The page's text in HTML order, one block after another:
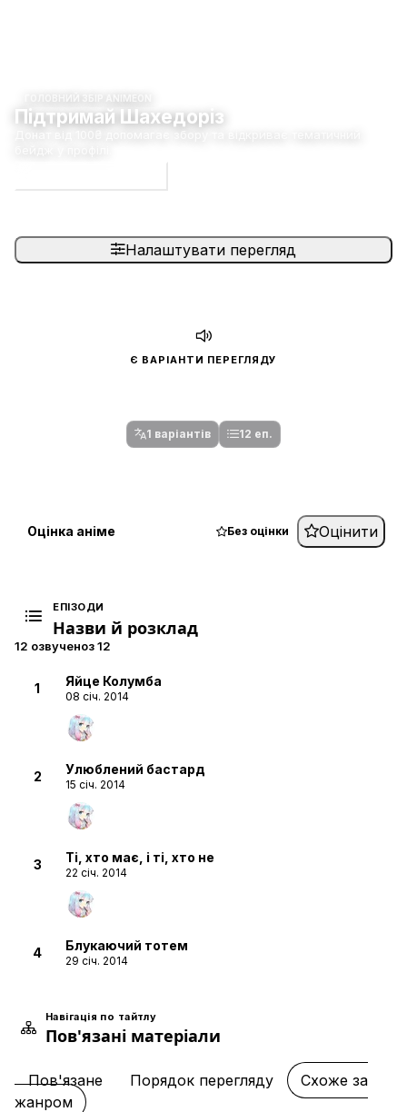
ГОЛОВНИЙ ЗБІР ANIMEON
Підтримай Шахедоріз
Донат від 100₴ допомагає збору та відкриває тематичний
Налаштувати перегляд
Є ВАРІАНТИ ПЕРЕГЛЯДУ
1 варіантів 12 еп.
Оцінка аніме Без оцінки Оцінити
ЕПІЗОДИ
Назви й розклад
12 озвученоз 12
1 Яйце Колумба
08 січ. 2014
2 Улюблений бастард
15 січ. 2014
3 Ті, хто має, і ті, хто не
22 січ. 2014
4 Блукаючий тотем
29 січ. 2014
Піт, м'язи і я
Навігація по тайтлу
Пов'язані матеріали
Пов'язане Порядок перегляду
Схоже за
жанром